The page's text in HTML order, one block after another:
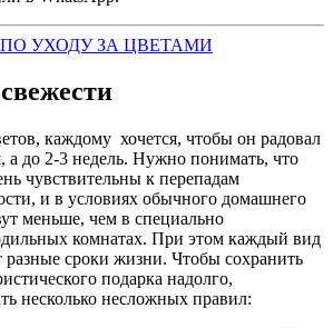
УХОДУ ЗА ЦВЕТАМИ
каждому хочется, чтобы он радовал
а до 2-3 недель. Нужно понимать, что
чувствительны к перепадам
и в условиях обычного домашнего
меньше, чем в специально
комнатах. При этом каждый вид
разные сроки жизни. Чтобы сохранить
подарка надолго,
несколько несложных правил: